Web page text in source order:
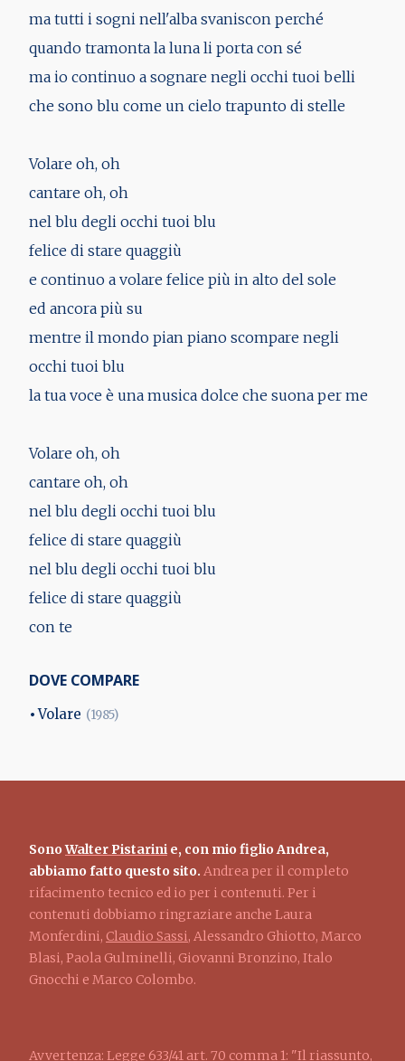
ma tutti i sogni nell'alba svaniscon perché
quando tramonta la luna li porta con sé
ma io continuo a sognare negli occhi tuoi belli
che sono blu come un cielo trapunto di stelle
Volare oh, oh
cantare oh, oh
nel blu degli occhi tuoi blu
felice di stare quaggiù
e continuo a volare felice più in alto del sole
ed ancora più su
mentre il mondo pian piano scompare negli
occhi tuoi blu
la tua voce è una musica dolce che suona per me
Volare oh, oh
cantare oh, oh
nel blu degli occhi tuoi blu
felice di stare quaggiù
nel blu degli occhi tuoi blu
felice di stare quaggiù
con te
DOVE COMPARE
Volare (1985)
SonoWalter Pistarini e, con mio figlio Andrea,
abbiamo fatto questo sito. Andrea per il completo
rifacimento tecnico ed io per i contenuti. Per i
contenuti dobbiamo ringraziare anche Laura
Monferdini, Claudio Sassi, Alessandro Ghiotto, Marco
Blasi, Paola Gulminelli, Giovanni Bronzino, Italo
Gnocchi e Marco Colombo.
Avvertenza: Legge 633/41 art. 70 comma 1: "Il riassunto,